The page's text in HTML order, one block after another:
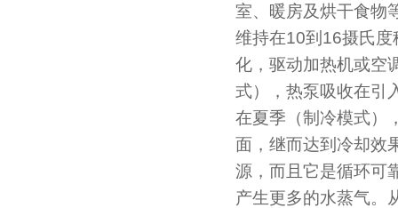
室、暖房及烘干食物
维持在10到16摄氏
化，驱动加热机或空
式），热泵吸收在引
在夏季（制冷模式）
面，继而达到冷却效
源，而且它是循环可
产生更多的水蒸气。